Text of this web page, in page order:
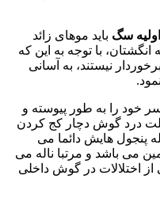
سگ باید موهای زائد
با توجه به این که
نیستند، به آسانی
خود را به طور پیوسته و
درد گوش دچار کج کردن
پنجول هایش دائما می
می باشد و مرتبا ناله می
اختلالات در گوش داخلی